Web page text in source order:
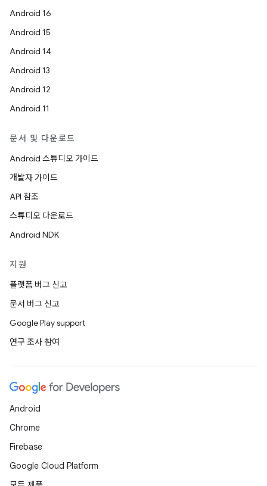
Android 16
Android 15
Android 14
Android 13
Android 12
Android 11
문서 및 다운로드
Android 스튜디오 가이드
개발자 가이드
API 참조
스튜디오 다운로드
Android NDK
지원
플랫폼 버그 신고
문서 버그 신고
Google Play support
연구 조사 참여
Android
Chrome
Firebase
Google Cloud Platform